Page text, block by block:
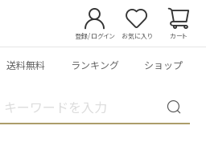
登録/ログイン お気に入り カート
送料無料 ランキング ショップ